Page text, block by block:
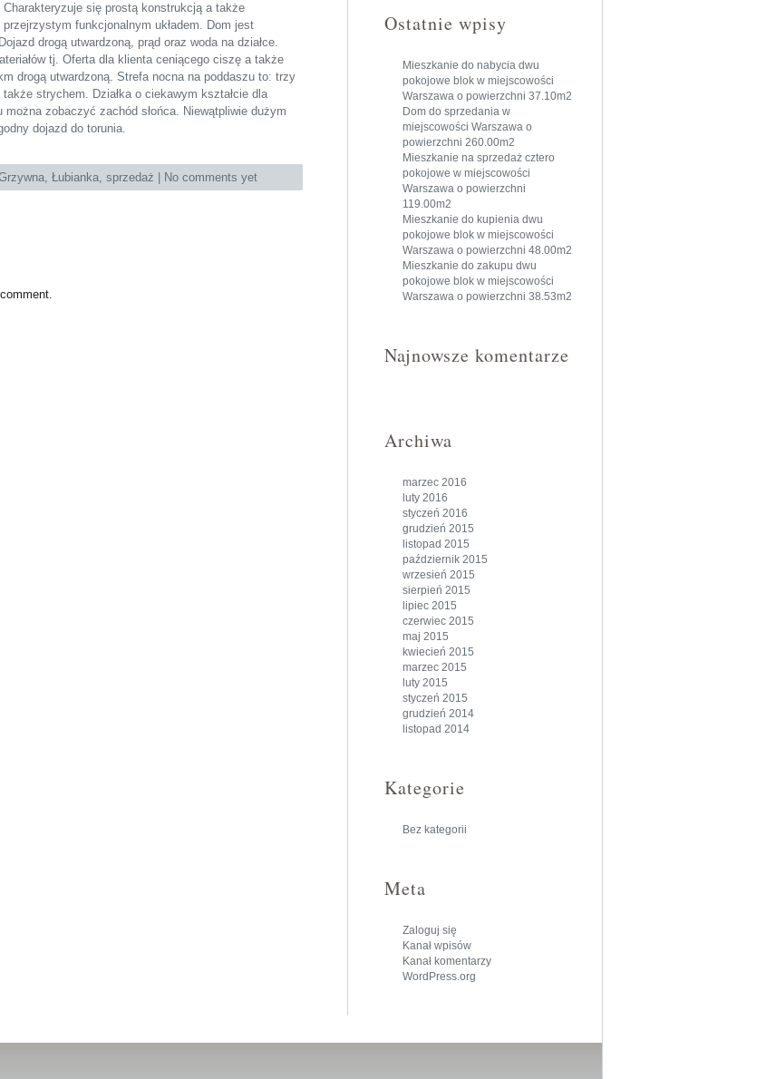
Ostatnie wpisy
Mieszkanie do nabycia dwu
pokojowe blok w miejscowości
Warszawa o powierzchni 37.10m2
Dom do sprzedania w
miejscowości Warszawa o
powierzchni 260.00m2
Mieszkanie na sprzedaż cztero
pokojowe w miejscowości
Warszawa o powierzchni
119.00m2
Mieszkanie do kupienia dwu
pokojowe blok w miejscowości
Warszawa o powierzchni 48.00m2
Mieszkanie do zakupu dwu
pokojowe blok w miejscowości
Warszawa o powierzchni 38.53m2
Najnowsze komentarze
Archiwa
marzec 2016
luty 2016
styczeń 2016
grudzień 2015
listopad 2015
październik 2015
wrzesień 2015
sierpień 2015
lipiec 2015
czerwiec 2015
maj 2015
kwiecień 2015
marzec 2015
luty 2015
styczeń 2015
grudzień 2014
listopad 2014
Kategorie
Bez kategorii
Meta
Zaloguj się
Kanał wpisów
Kanał komentarzy
WordPress.org
Charakteryzuje się prostą konstrukcją a także
przejrzystym funkcjonalnym układem. Dom jest
drogą utwardzoną, prąd oraz woda na działce.
tj. Oferta dla klienta ceniącego ciszę a także
drogą utwardzoną. Strefa nocna na poddaszu to: trzy
strychem. Działka o ciekawym kształcie dla
zobaczyć zachód słońca. Niewątpliwie dużym
dojazd do torunia.
, Łubianka, sprzedaż No comments yet